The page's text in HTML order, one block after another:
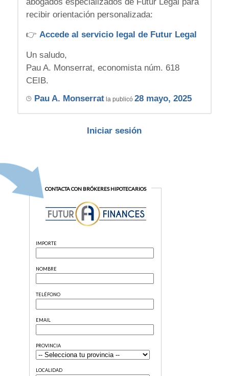
recibir orientación personalizada:
👉 Accede al servicio legal de Futur Legal
Un saludo,
Pau A. Monserrat, economista núm. 618
CEIB.
Pau A. Monserratla publicó 28 mayo, 2025
Iniciar sesión